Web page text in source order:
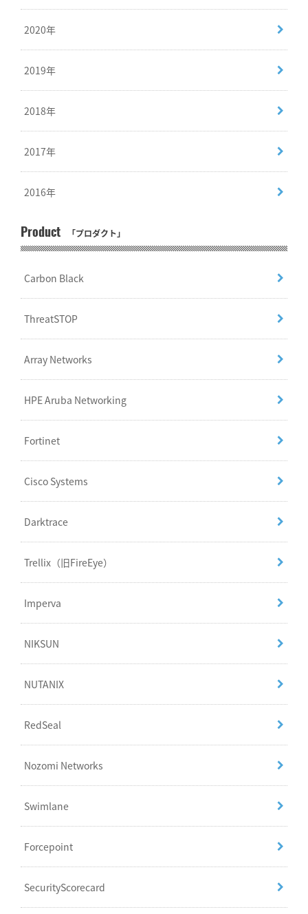
2020年
2019年
2018年
2017年
2016年
Product 「プロダクト」
Carbon Black
ThreatSTOP
Array Networks
HPE Aruba Networking
Fortinet
Cisco Systems
Darktrace
Trellix（旧FireEye）
Imperva
NIKSUN
NUTANIX
RedSeal
Nozomi Networks
Swimlane
Forcepoint
SecurityScorecard